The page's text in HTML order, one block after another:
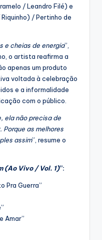
/ Leandro Filé) e
/ Pertinho de
e cheias de energia”,
o artista reafirma a
apenas um produto
voltada à celebração
e a informalidade
com o público.
ela não precisa de
as melhores
assim”, resume o
(Ao Vivo / Vol. 1)”:
Pra Guerra”
Amar”